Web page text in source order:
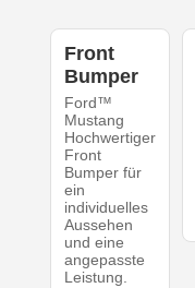
Front
Bumper
Ford™
Mustang
Hochwertiger
Front
Bumper für
ein
individuelles
Aussehen
und eine
angepasste
Leistung.